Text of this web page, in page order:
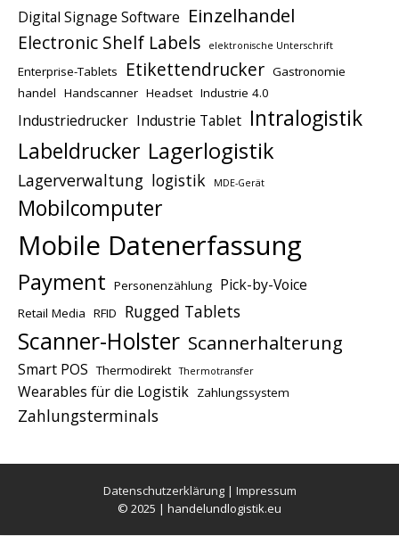
Digital Signage Software Einzelhandel
Electronic Shelf Labels elektronische Unterschrift
Enterprise-Tablets Etikettendrucker Gastronomie
handel Handscanner Headset Industrie 4.0
Industriedrucker Industrie Tablet Intralogistik
Labeldrucker Lagerlogistik
Lagerverwaltung logistik MDE-Gerät
Mobilcomputer
Mobile Datenerfassung
Payment Personenzählung Pick-by-Voice
Retail Media RFID Rugged Tablets
Scanner-Holster Scannerhalterung
Smart POS Thermodirekt Thermotransfer
Wearables für die Logistik Zahlungssystem
Zahlungsterminals
Datenschutzerklärung| Impressum
© 2025 | handelundlogistik.eu